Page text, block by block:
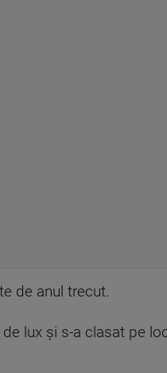
de anul trecut.
lux şi s-a clasat pe